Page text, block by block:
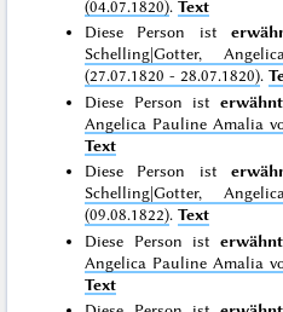
(04.07.1820).Text
Diese Person ist
Schelling|Gotter,
(27.07.1820 - 28.07.1820).
Diese Person ist
Angelica Pauline Amalia
Text
Diese Person ist
Schelling|Gotter,
(09.08.1822).Text
Diese Person ist
Angelica Pauline Amalia
Text